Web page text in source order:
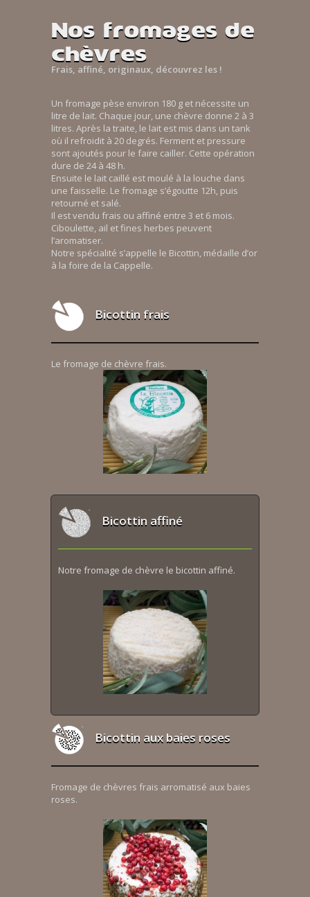
Nos fromages de
chèvres
Frais, affiné, originaux, découvrez les !
Un fromage pèse environ 180 g et nécessite un
litre de lait. Chaque jour, une chèvre donne 2 à 3
litres. Après la traite, le lait est mis dans un tank
où il refroidit à 20 degrés. Ferment et pressure
sont ajoutés pour le faire cailler. Cette opération
dure de 24 à 48 h.
Ensuite le lait caillé est moulé à la louche dans
une faisselle. Le fromage s’égoutte 12h, puis
retourné et salé.
Il est vendu frais ou affiné entre 3 et 6 mois.
Ciboulette, ail et fines herbes peuvent
l’aromatiser.
Notre spécialité s’appelle le Bicottin, médaille d’or
à la foire de la Cappelle.
Bicottin frais
Le fromage de chèvre frais.
Bicottin affiné
Notre fromage de chèvre le bicottin affiné.
Bicottin aux baies roses
Fromage de chèvres frais arromatisé aux baies
roses.